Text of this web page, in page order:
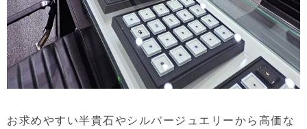
お求めやすい半貴石やシルバージュエリーから高価な